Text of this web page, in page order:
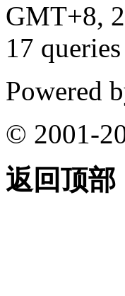
GMT+8,
17
Powered
© 2001-
返回顶部